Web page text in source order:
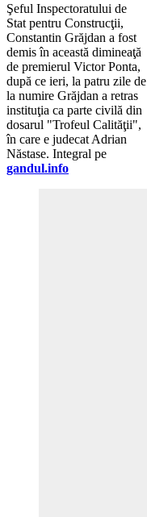
Şeful Inspectoratului de
Stat pentru Construcţii,
Constantin Grăjdan a fost
demis în această dimineaţă
de premierul Victor Ponta,
după ce ieri, la patru zile de
la numire Grăjdan a retras
instituţia ca parte civilă din
dosarul "Trofeul Calităţii",
în care e judecat Adrian
Năstase. Integral pe
gandul.info